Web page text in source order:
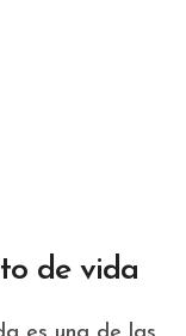
de vida